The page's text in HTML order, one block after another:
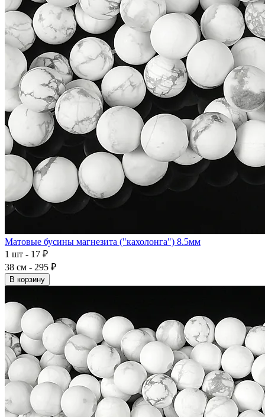
Матовые бусины магнезита ("кахолонга") 8.5мм
1 шт - 17 ₽
38 см - 295 ₽
В корзину